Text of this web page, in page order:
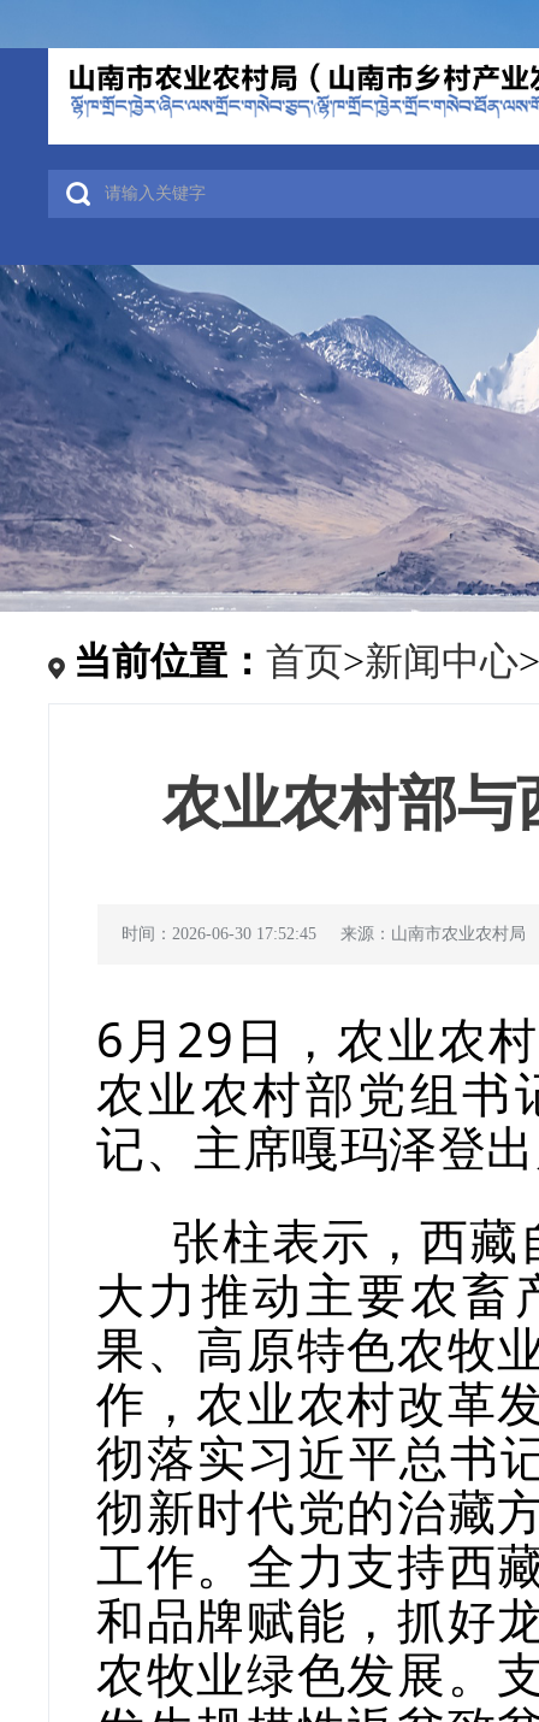
当前位置： 首页>新闻中心>
农业农村部与
时间：2026-06-30 17:52:45 来源：山南市农业农村局
6月29日，农业农
农业农村部党组书
记、主席嘎玛泽登
张柱表示，西藏
大力推动主要农畜
果、高原特色农牧
作，农业农村改革
彻落实习近平总书
彻新时代党的治藏
工作。全力支持西
和品牌赋能，抓好
农牧业绿色发展。